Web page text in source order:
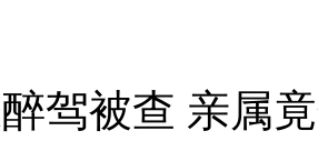
连救500人
被查 亲属竟